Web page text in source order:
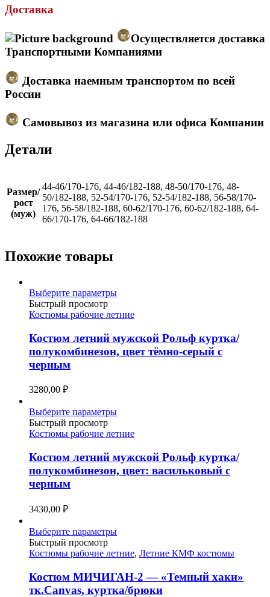
Доставка
Осуществляется доставка
Транспортными Компаниями
Доставка наемным транспортом по всей
России
Самовывоз из магазина или офиса Компании
Детали
Размер/
рост
(муж)
44-46/170-176, 44-46/182-188, 48-50/170-176, 48-
50/182-188, 52-54/170-176, 52-54/182-188, 56-58/170-
176, 56-58/182-188, 60-62/170-176, 60-62/182-188, 64-
66/170-176, 64-66/182-188
Похожие товары
Выберите параметрыЭтот
имеет
вариаций.
Опции
можно
Быстрый просмотр
Костюмы рабочие летние
Костюм летний мужской Рольф куртка/
полукомбинезон, цвет тёмно-серый с
черным
3280,00 ₽
Выберите параметрыЭтот
имеет
вариаций.
Опции
можно
Быстрый просмотр
Костюмы рабочие летние
Костюм летний мужской Рольф куртка/
полукомбинезон, цвет: васильковый с
черным
3430,00 ₽
Выберите параметрыЭтот
имеет
вариаций.
Опции
Быстрый просмотр
Костюмы рабочие летние, Летние КМФ костюмы
Костюм МИЧИГАН-2 — «Темный хаки»
тк.Canvas, куртка/брюки